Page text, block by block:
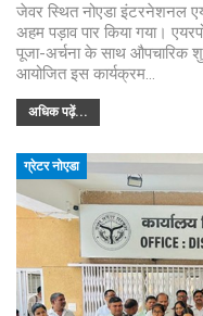
जेवर स्थित नोएडा इंटरनेशनल
अहम पड़ाव पार किया गया।
पूजा-अर्चना के साथ औपचारिक
आयोजित इस कार्यक्रम…
अधिक पढ़ें...
ग्रेटर नोएडा